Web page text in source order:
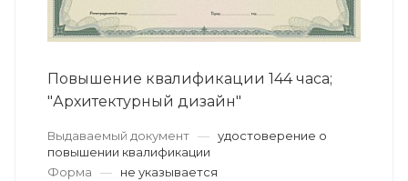
Повышение квалификации 144 часа;
"Архитектурный дизайн"
Выдаваемый документ — удостоверение о
повышении квалификации
Форма
—
не указывается